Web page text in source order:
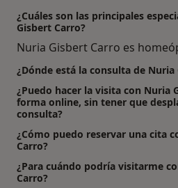
¿Cuáles son las principales
Gisbert Carro?
Nuria Gisbert Carro es
¿Dónde está la consulta de Nuria
¿Puedo hacer la visita con Nuria
forma online, sin tener que
consulta?
¿Cómo puedo reservar una cita
Carro?
¿Para cuándo podría visitarme
Carro?